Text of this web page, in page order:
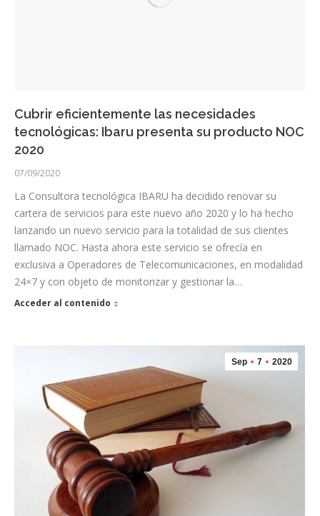
Cubrir eficientemente las necesidades
tecnológicas: Ibaru presenta su producto NOC
2020
07/09/2020
La Consultora tecnológica IBARU ha decidido renovar su
cartera de servicios para este nuevo año 2020 y lo ha hecho
lanzando un nuevo servicio para la totalidad de sus clientes
llamado NOC. Hasta ahora este servicio se ofrecía en
exclusiva a Operadores de Telecomunicaciones, en modalidad
24×7 y con objeto de monitorizar y gestionar la…
Acceder al contenido
Sep 7 2020